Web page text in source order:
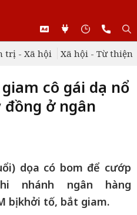
trị - Xã hội Xã hội - Từ thiện
cô gái dọa nổ
ở ngân
dọa có bom để cướp
nhánh ngân hàng
bị khởi tố, bắt giam.